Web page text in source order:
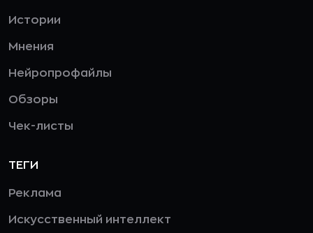
Истории
Мнения
Нейропрофайлы
Обзоры
Чек-листы
ТЕГИ
Реклама
Искусственный интеллект